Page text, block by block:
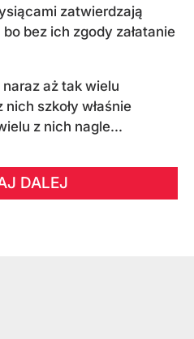
zatwierdzają
bez ich zgody załatanie
aż tak wielu
szkoły właśnie
z nich nagle...
DALEJ